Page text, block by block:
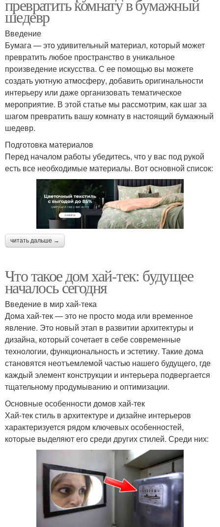
превратить комнату в бумажный
шедевр
Введение
Бумага — это удивительный материал, который может
превратить любое пространство в уникальное
произведение искусства. С ее помощью вы можете
создать уютную атмосферу, добавить оригинальности
интерьеру или даже организовать тематическое
мероприятие. В этой статье мы рассмотрим, как шаг за
шагом превратить вашу комнату в настоящий бумажный
шедевр.
Подготовка материалов
Перед началом работы убедитесь, что у вас под рукой
есть все необходимые материалы. Вот основной список:
читать дальше →
Что такое дом хай-тек: будущее
началось сегодня
Введение в мир хай-тека
Дома хай-тек — это не просто мода или временное
явление. Это новый этап в развитии архитектуры и
дизайна, который сочетает в себе современные
технологии, функциональность и эстетику. Такие дома
становятся неотъемлемой частью нашего будущего, где
каждый элемент конструкции и интерьера подвергается
тщательному продумыванию и оптимизации.
Основные особенности домов хай-тек
Хай-тек стиль в архитектуре и дизайне интерьеров
характеризуется рядом ключевых особенностей,
которые выделяют его среди других стилей. Среди них: